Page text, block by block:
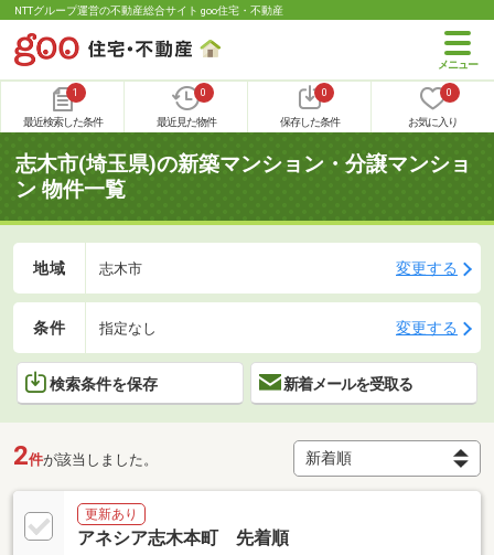
NTTグループ運営の不動産総合サイト goo住宅・不動産
1
最近検索した条件
0
最近見た物件
0
保存した条件
0
お気に入り
志木市(埼玉県)の新築マンション・分譲マンショ
ン 物件一覧
地域 志木市 変更する
条件 指定なし 変更する
検索条件を保存 新着メールを受取る
2件が該当しました。
更新あり
アネシア志木本町 先着順